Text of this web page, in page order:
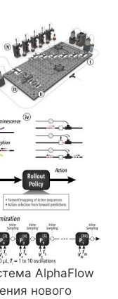
AlphaFlow
нового